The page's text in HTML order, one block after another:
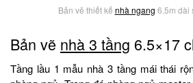
Bản vẽ thiết kế nhà ngang 6.5m dài
Bản vẽ nhà 3 tầng 6.5×17
Tầng lầu 1 mẫu nhà 3 tầng mái thái